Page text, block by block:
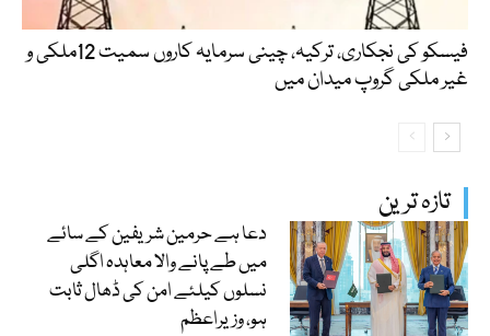
تازہ ترین
دعا ہے حرمین شریفین کے سائے
میں طے پانے والا معاہدہ اگلی
نسلوں کیلئے امن کی ڈھال ثابت
ہو، وزیراعظم
فیسکو کی نجکاری، ترکیہ، چینی سرمایہ کاروں سمیت 12ملکی و
غیر ملکی گروپ میدان میں